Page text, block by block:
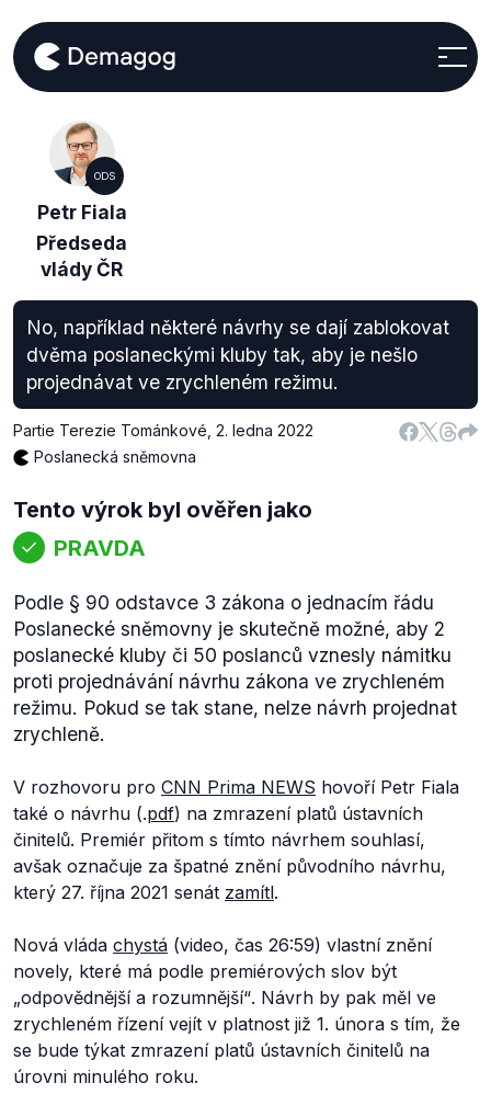
ODS
Petr Fiala
Předseda
vlády ČR
No, například některé návrhy se dají zablokovat
dvěma poslaneckými kluby tak, aby je nešlo
projednávat ve zrychleném režimu.
Partie Terezie Tománkové 2. ledna 2022
Poslanecká sněmovna
Tento výrok byl ověřen jako
PRAVDA
Podle § 90 odstavce 3 zákona o jednacím řádu
Poslanecké sněmovny je skutečně možné, aby 2
poslanecké kluby či 50 poslanců vznesly námitku
proti projednávání návrhu zákona ve zrychleném
režimu. Pokud se tak stane, nelze návrh projednat
zrychleně.
V rozhovoru pro CNN Prima NEWS hovoří Petr Fiala
také o návrhu (.pdf) na zmrazení platů ústavních
činitelů. Premiér přitom s tímto návrhem souhlasí,
avšak označuje za špatné znění původního návrhu,
který 27. října 2021 senát zamítl.
Nová vláda chystá (video, čas 26:59) vlastní znění
novely, které má podle premiérových slov být
„odpovědnější a rozumnější“. Návrh by pak měl ve
zrychleném řízení vejít v platnost již 1. února s tím, že
se bude týkat zmrazení platů ústavních činitelů na
úrovni minulého roku.